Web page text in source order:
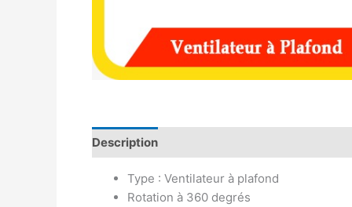
Description
Type : Ventilateur à plafond
Rotation à 360 degrés